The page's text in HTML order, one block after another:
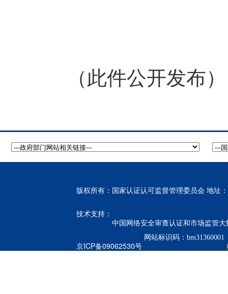
（此件公开发布）
版权所有：国家认证认可监督管理委员会 地址
技术支持： 中国网络安全审查认证和市场监管
京ICP备09062530号 网站标识码：bm31360001